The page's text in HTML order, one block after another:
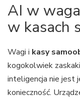
AI w
w kasach
Wagi i kasy
kogokolwiek
inteligencja nie jest
konieczność.